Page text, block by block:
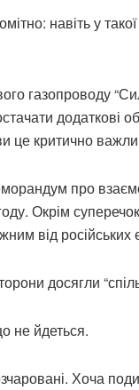
навіть у
газопроводу
додаткові
критично
про
Окрім
від російських
досягли
не йдеться.
Хоча